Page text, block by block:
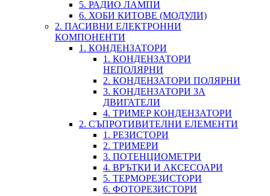
5. РАДИО ЛАМПИ
6. ХОБИ КИТОВЕ (МОДУЛИ)
2. ПАСИВНИ ЕЛЕКТРОННИ
КОМПОНЕНТИ
1. КОНДЕНЗАТОРИ
1. КОНДЕНЗАТОРИ
НЕПОЛЯРНИ
2. КОНДЕНЗАТОРИ ПОЛЯРНИ
3. КОНДЕНЗАТОРИ ЗА
ДВИГАТЕЛИ
4. ТРИМЕР КОНДЕНЗАТОРИ
2. СЪПРОТИВИТЕЛНИ ЕЛЕМЕНТИ
1. РЕЗИСТОРИ
2. ТРИМЕРИ
3. ПОТЕНЦИОМЕТРИ
4. ВРЪТКИ И АКСЕСОАРИ
5. ТЕРМОРЕЗИСТОРИ
6. ФОТОРЕЗИСТОРИ